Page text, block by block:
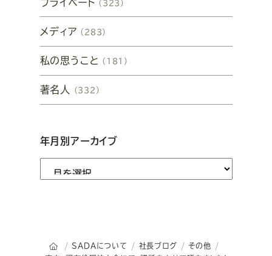
プライベート （323）
メディア （283）
私の思うこと （181）
著名人 （332）
年月別アーカイブ
オーダースーツSADAのトップページ
SADAについて 社長ブログ
その他